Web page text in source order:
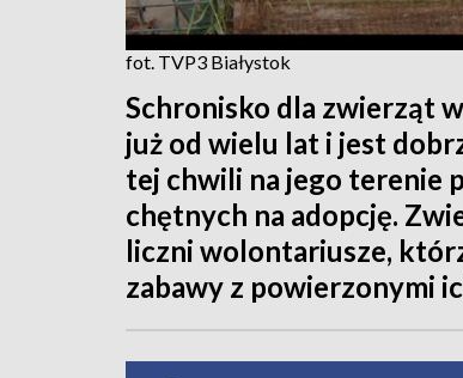
fot. TVP3 Białystok
Schronisko dla zwierząt
już od wielu lat i jest
tej chwili na jego terenie
chętnych na adopcję.
liczni wolontariusze,
zabawy z powierzonymi